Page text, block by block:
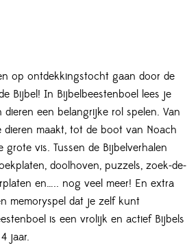
op ontdekkingstocht gaan door de
Bijbel! In Bijbelbeestenboel lees je
een belangrijke rol spelen. Van
maakt, tot de boot van Noach
vis. Tussen de Bijbelverhalen
doolhoven, puzzels, zoek-de-
en….. nog veel meer! En extra
memoryspel dat je zelf kunt
is een vrolijk en actief Bijbels
jaar.